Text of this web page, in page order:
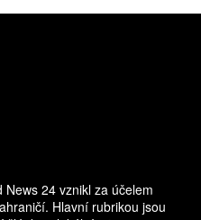
24 vznikl za účelem
Hlavní rubrikou jsou